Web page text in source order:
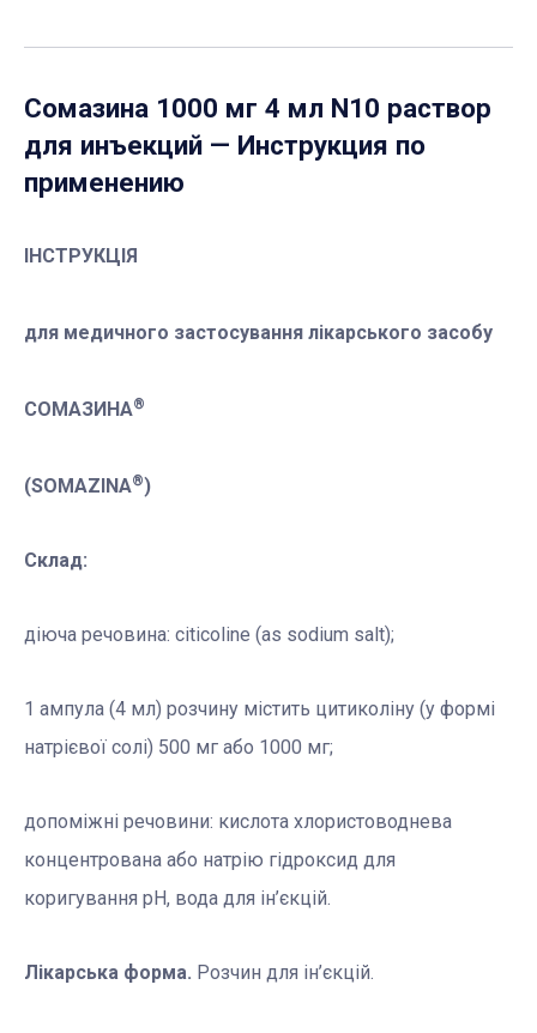
Сомазина 1000 мг 4 мл N10 раствор
для инъекций — Инструкция по
применению
ІНСТРУКЦІЯ
для медичного застосування лікарського засобу
СОМАЗИНА®
(SOMAZINA®)
Склад:
діюча речовина: citicoline (as sodium salt);
1 ампула (4 мл) розчину містить цитиколіну (у формі
натрієвої солі) 500 мг або 1000 мг;
допоміжні речовини: кислота хлористоводнева
концентрована або натрію гідроксид для
коригування рН, вода для ін’єкцій.
Лікарська форма. Розчин для ін’єкцій.